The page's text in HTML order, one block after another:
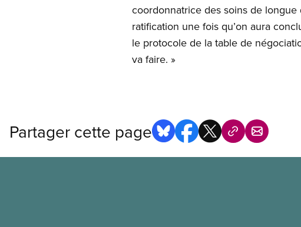
coordonnatrice des soins de longue
ratification une fois qu’on aura
le protocole de la table de
va faire. »
Partager cette page